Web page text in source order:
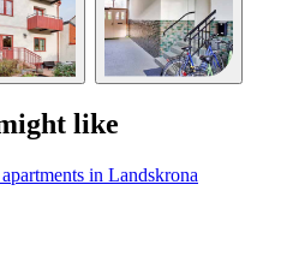
like
in Landskrona